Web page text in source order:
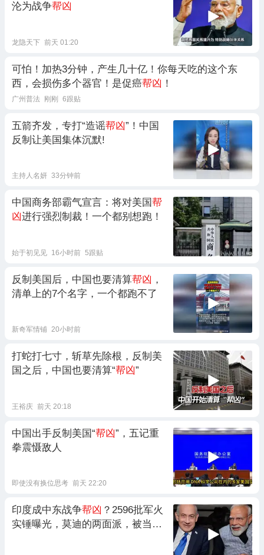
沦为战争帮凶
龙隐天下 前天 01:20
可怕！加热3分钟，产生几十亿！你每天吃的这个东
西，会损伤多个器官！是促癌帮凶 ！
广州普法 刚刚 6跟贴
五箭齐发，专打“造谣帮凶”！中国
反制让美国集体沉默!
主持人名妍 33分钟前
中国商务部霸气宣言：将对美国帮
凶进行强烈制裁！一个都别想跑！
始于初见见 16小时前 5跟贴
反制美国后，中国也要清算帮凶 ，
清单上的7个名字，一个都跑不了
新奇军情铺 20小时前
打蛇打七寸，斩草先除根，反制美
国之后，中国也要清算“帮凶”
王裕庆 前天 20:18
中国出手反制美国“帮凶”，五记重
拳震慑敌人
即使没有换位思考 前天 22:20
印度成中东战争帮凶 ？2596批军火
实锤曝光，莫迪的两面派，被当场